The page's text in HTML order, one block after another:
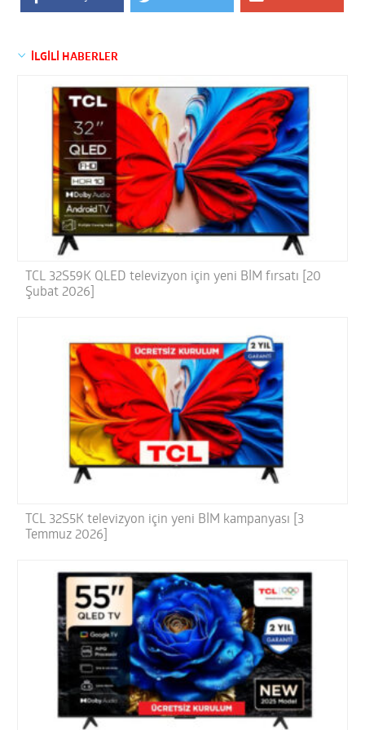
İLGİLİ HABERLER
TCL 32S59K QLED televizyon için yeni BİM fırsatı [20
Şubat 2026]
TCL 32S5K televizyon için yeni BİM kampanyası [3
Temmuz 2026]